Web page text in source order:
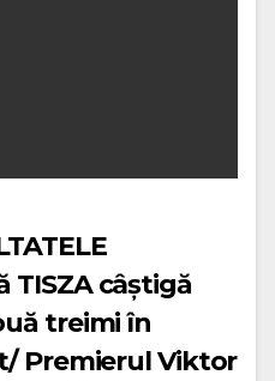
TISZA câștigă
treimi în
Premierul Viktor